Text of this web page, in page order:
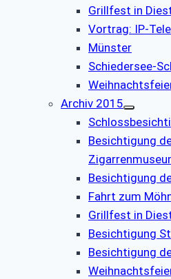
Grillfest in
Vor­trag: IP-
Münster
Schiedersee-
Archiv 2015
Besichtigung
Besichtigung
Fahrt zum
Grillfest in
Besichtigung
Besichtigung